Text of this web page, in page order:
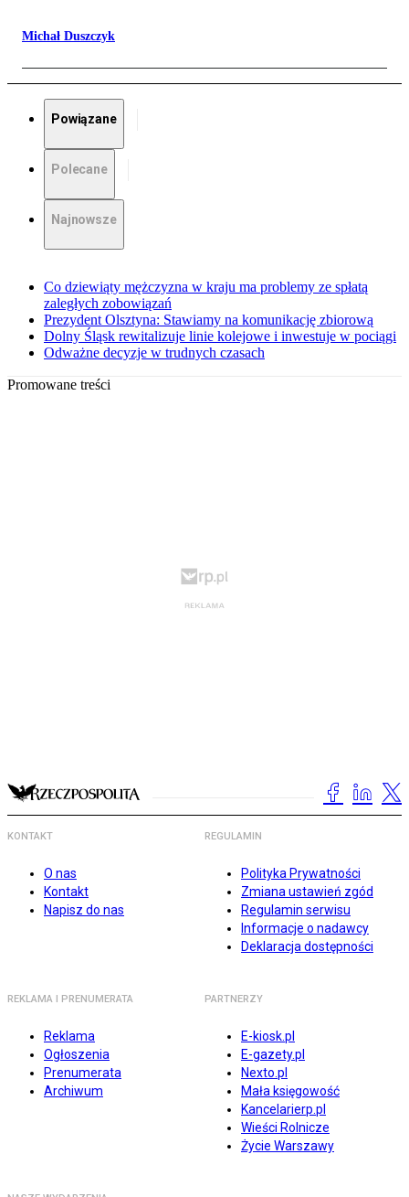
Michał Duszczyk
Powiązane
Polecane
Najnowsze
Co dziewiąty mężczyzna w kraju ma problemy ze spłatą
zaległych zobowiązań
Prezydent Olsztyna: Stawiamy na komunikację zbiorową
Dolny Śląsk rewitalizuje linie kolejowe i inwestuje w pociągi
Odważne decyzje w trudnych czasach
Promowane treści
KONTAKT
O nas
Kontakt
Napisz do nas
REGULAMIN
Polityka Prywatności
Zmiana ustawień zgód
Regulamin serwisu
Informacje o nadawcy
Deklaracja dostępności
REKLAMA I PRENUMERATA
Reklama
Ogłoszenia
Prenumerata
Archiwum
PARTNERZY
E-kiosk.pl
E-gazety.pl
Nexto.pl
Mała księgowość
Kancelarierp.pl
Wieści Rolnicze
Życie Warszawy